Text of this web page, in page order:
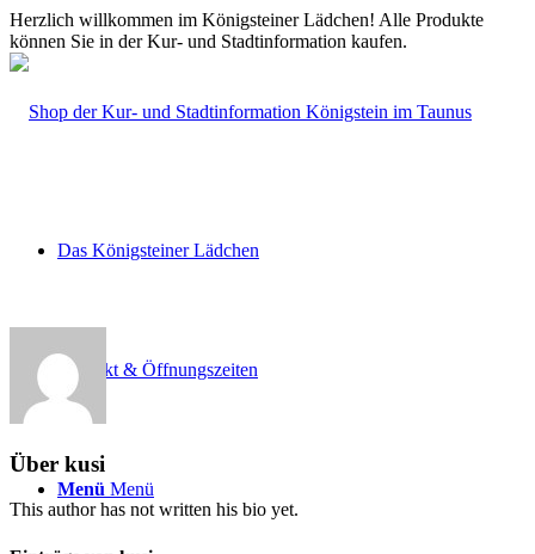
Herzlich willkommen im Königsteiner Lädchen! Alle Produkte
können Sie in der Kur- und Stadtinformation kaufen.
Das Königsteiner Lädchen
Kontakt & Öffnungszeiten
Menü Menü
Über kusi
This author has not written his bio yet.